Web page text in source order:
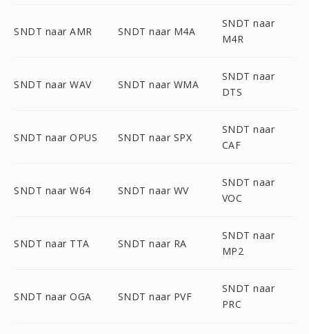
SNDT naar AMR SNDT naar M4A
SNDT naar
M4R
SNDT naar WAV SNDT naar WMA
SNDT naar
DTS
SNDT naar OPUS SNDT naar SPX
SNDT naar
CAF
SNDT naar W64 SNDT naar WV
SNDT naar
VOC
SNDT naar TTA SNDT naar RA
SNDT naar
MP2
SNDT naar OGA SNDT naar PVF
SNDT naar
PRC